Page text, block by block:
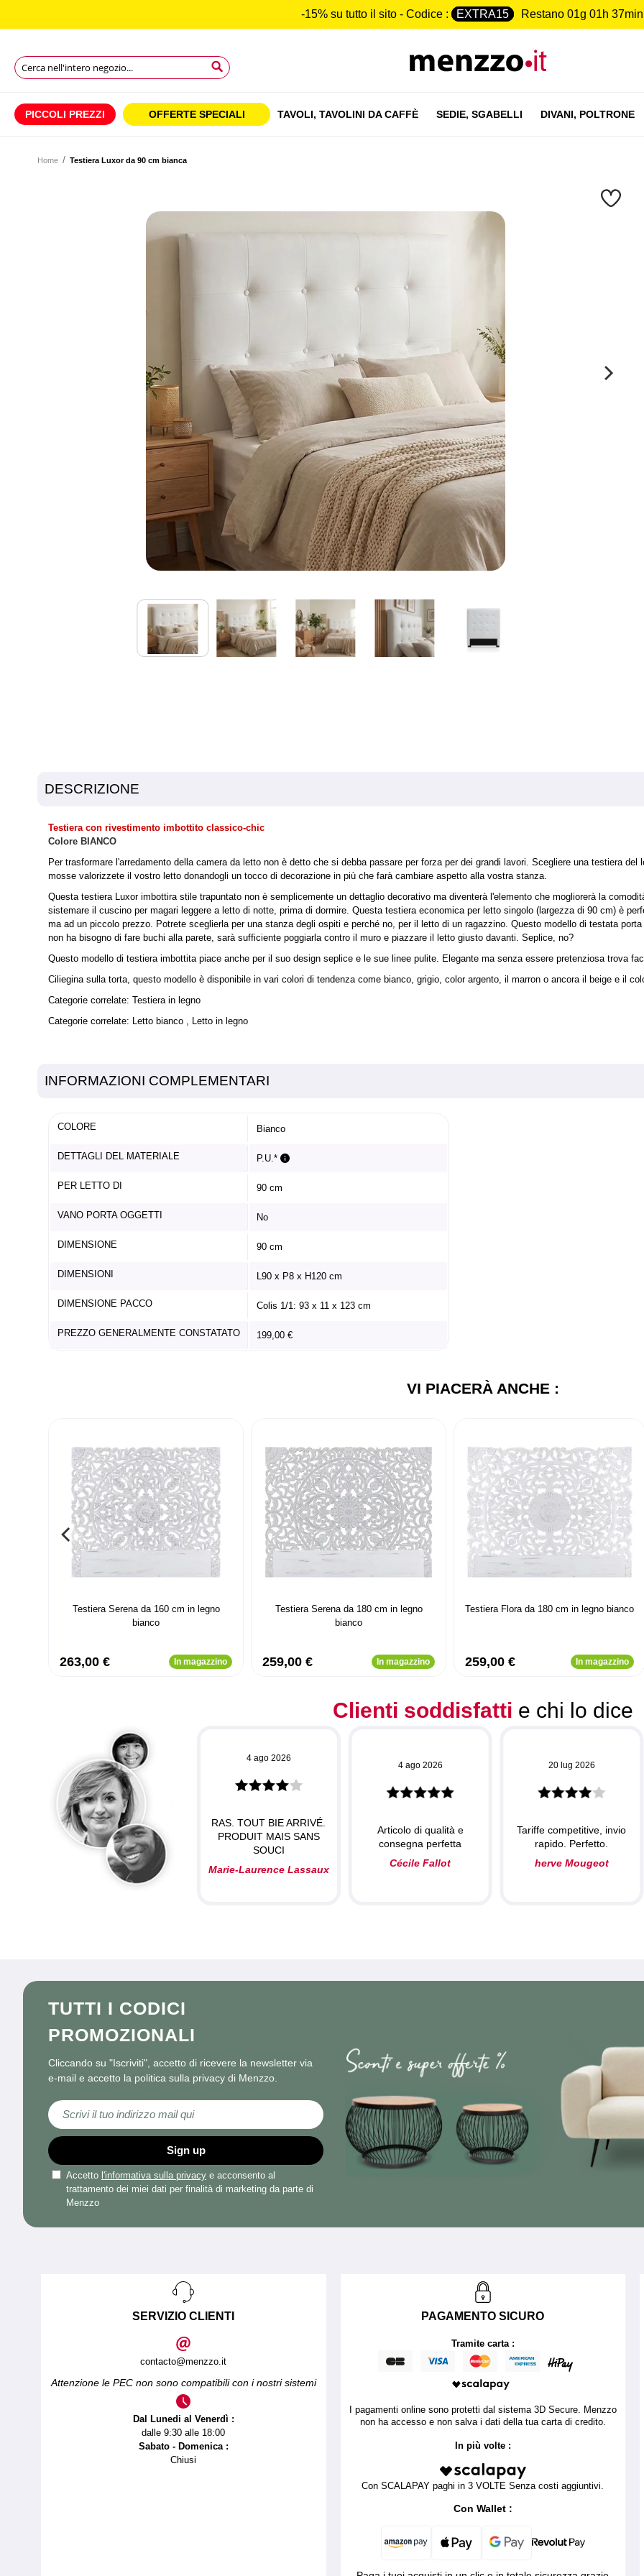
-15% su tutto il sito - Codice : EXTRA15 Restano 01g 01h
Search
PICCOLI PREZZI OFFERTE SPECIALI TAVOLI, TAVOLINI DA CAFFÈ SEDIE, SGABELLI DIVANI, POLTRONE
Home Testiera Luxor da 90 cm bianca
DESCRIZIONE
Testiera con rivestimento imbottito classico-chic
Colore BIANCO
Per trasformare l'arredamento della camera da letto non è detto che si debba passare per forza per dei grandi lavori. Scegliere una testiera
mosse valorizzete il vostro letto donandogli un tocco di decorazione in più che farà cambiare aspetto alla vostra stanza.
Questa testiera Luxor imbottira stile trapuntato non è semplicemente un dettaglio decorativo ma diventerà l'elemento che mogliorerà la
sistemare il cuscino per magari leggere a letto di notte, prima di dormire. Questa testiera economica per letto singolo (largezza di 90 cm) è
ma ad un piccolo prezzo. Potrete sceglierla per una stanza degli ospiti e perché no, per il letto di un ragazzino. Questo modello di testata
non ha bisogno di fare buchi alla parete, sarà sufficiente poggiarla contro il muro e piazzare il letto giusto davanti. Seplice, no?
Questo modello di testiera imbottita piace anche per il suo design seplice e le sue linee pulite. Elegante ma senza essere pretenziosa trova
Ciliegina sulla torta, questo modello è disponibile in vari colori di tendenza come bianco, grigio, color argento, il marron o ancora il beige e il
Categorie correlate: Testiera in legno
Categorie correlate:
Letto bianco , Letto in legno
INFORMAZIONI COMPLEMENTARI
COLORE Bianco
DETTAGLI DEL MATERIALE P.U.*
PER LETTO DI 90 cm
VANO PORTA OGGETTI No
DIMENSIONE 90 cm
DIMENSIONI L90 x P8 x H120 cm
DIMENSIONE PACCO Colis 1/1: 93 x 11 x 123 cm
PREZZO GENERALMENTE CONSTATATO 199,00 €
VI PIACERÀ ANCHE :
Testiera Serena da 160 cm in legno
bianco
263,00 € In magazzino
Testiera Serena da 180 cm in legno
bianco
259,00 € In magazzino
Testiera Flora da 180 cm in legno bianco
259,00 € In magazzino
Clienti soddisfatti e chi lo dice
4 ago 2026
RAS. TOUT BIE ARRIVÉ.
PRODUIT MAIS SANS
SOUCI
Marie-Laurence Lassaux
4 ago 2026
Articolo di qualità e
consegna perfetta
Cécile Fallot
20 lug 2026
Tariffe competitive, invio
rapido. Perfetto.
herve Mougeot
TUTTI I CODICI
PROMOZIONALI
Cliccando su "Iscriviti", accetto di ricevere la newsletter via
e-mail e accetto la politica sulla privacy di Menzzo.
Iscriviti alla nostra Newsletter:
Sign up
Accetto l'informativa sulla privacy e acconsento al
trattamento dei miei dati per finalità di marketing da parte di
Menzzo
SERVIZIO CLIENTI
contacto@menzzo.it
Attenzione le PEC non sono compatibili con i nostri sistemi
Dal Lunedi al Venerdì :
dalle 9:30 alle 18:00
Sabato - Domenica :
Chiusi
PAGAMENTO SICURO
Tramite carta :
I pagamenti online sono protetti dal sistema 3D Secure. Menzzo
non ha accesso e non salva i dati della tua carta di credito.
In più volte :
Con SCALAPAY paghi in 3 VOLTE Senza costi aggiuntivi.
Con Wallet :